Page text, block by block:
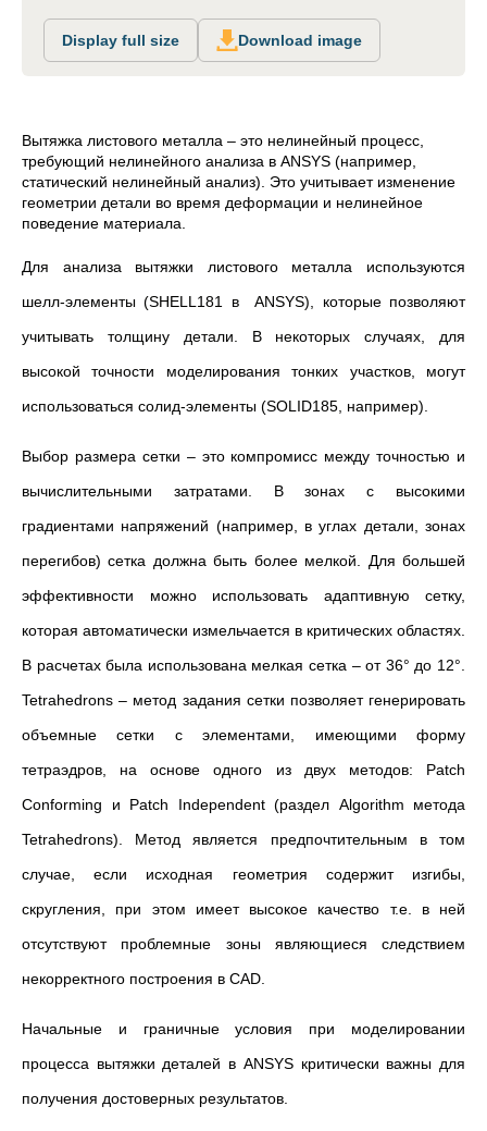
Display full size Download image
Вытяжка листового металла – это нелинейный процесс,
требующий нелинейного анализа в ANSYS (например,
статический нелинейный анализ). Это учитывает изменение
геометрии детали во время деформации и нелинейное
поведение материала.
Для анализа вытяжки листового металла используются
шелл-элементы (SHELL181 в ANSYS), которые позволяют
учитывать толщину детали. В некоторых случаях, для
высокой точности моделирования тонких участков, могут
использоваться солид-элементы (SOLID185, например).
Выбор размера сетки – это компромисс между точностью и
вычислительными затратами. В зонах с высокими
градиентами напряжений (например, в углах детали, зонах
перегибов) сетка должна быть более мелкой. Для большей
эффективности можно использовать адаптивную сетку,
которая автоматически измельчается в критических областях.
В расчетах была использована мелкая сетка – от 36° до 12°.
Tetrahedrons – метод задания сетки позволяет генерировать
объемные сетки с элементами, имеющими форму
тетраэдров, на основе одного из двух методов: Patch
Conforming и Patch Independent (раздел Algorithm метода
Tetrahedrons). Метод является предпочтительным в том
случае, если исходная геометрия содержит изгибы,
скругления, при этом имеет высокое качество т.е. в ней
отсутствуют проблемные зоны являющиеся следствием
некорректного построения в CAD.
Начальные и граничные условия при моделировании
процесса вытяжки деталей в ANSYS критически важны для
получения достоверных результатов.